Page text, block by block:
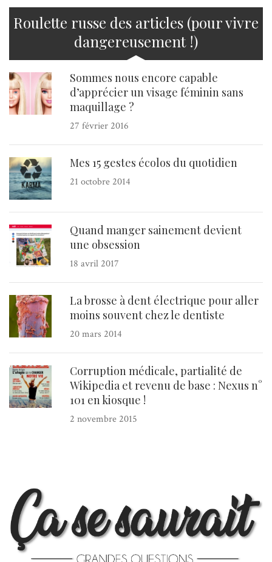
Roulette russe des articles (pour vivre
dangereusement !)
Sommes nous encore capable
d’apprécier un visage féminin sans
maquillage ?
27 février 2016
Mes 15 gestes écolos du quotidien
21 octobre 2014
Quand manger sainement devient
une obsession
18 avril 2017
La brosse à dent électrique pour aller
moins souvent chez le dentiste
20 mars 2014
Corruption médicale, partialité de
Wikipedia et revenu de base : Nexus n°
101 en kiosque !
2 novembre 2015